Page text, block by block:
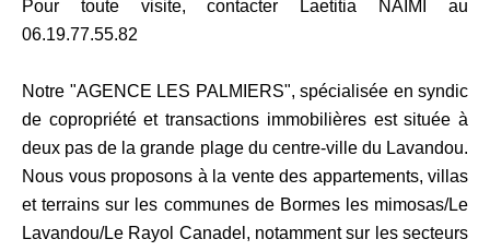
Pour toute visite, contacter Laetitia NAIMI au
06.19.77.55.82
Notre "AGENCE LES PALMIERS", spécialisée en syndic
de copropriété et transactions immobilières est située à
deux pas de la grande plage du centre-ville du Lavandou.
Nous vous proposons à la vente des appartements, villas
et terrains sur les communes de Bormes les mimosas/Le
Lavandou/Le Rayol Canadel, notamment sur les secteurs